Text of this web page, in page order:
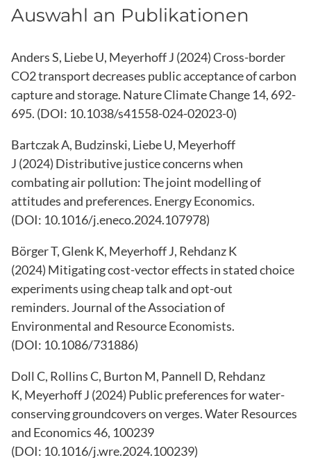
Auswahl an Publikationen
Anders S, Liebe U, Meyerhoff J (2024)Cross-border
CO2 transport decreases public acceptance of carbon
capture and storage. Nature Climate Change 14, 692-
695. (DOI: 10.1038/s41558-024-02023-0)
Bartczak A, Budzinski, Liebe U, Meyerhoff
J (2024) Distributive justice concerns when
combating air pollution: The joint modelling of
attitudes and preferences. Energy Economics.
(DOI: 10.1016/j.eneco.2024.107978)
Börger T, Glenk K, Meyerhoff J, Rehdanz K
(2024) Mitigating cost-vector effects in stated choice
experiments using cheap talk and opt-out
reminders. Journal of the Association of
Environmental and Resource Economists.
(DOI: 10.1086/731886)
Doll C, Rollins C, Burton M, Pannell D, Rehdanz
K, Meyerhoff J (2024) Public preferences for water-
conserving groundcovers on verges. Water Resources
and Economics 46, 100239
(DOI: 10.1016/j.wre.2024.100239)